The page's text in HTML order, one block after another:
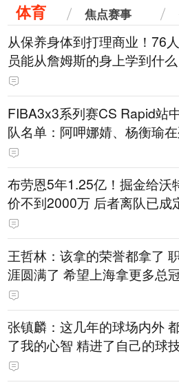
体育 焦点赛事
从保养身体到打理商业！76
员能从詹姆斯的身上学到什么
FIBA3x3系列赛CS Rapid站
队名单：阿呷娜婧、杨衡瑜
布劳恩5年1.25亿！掘金给沃
价不到2000万 后者离队已成
王哲林：该拿的荣誉都拿了
涯圆满了 希望上海拿更多总
张镇麟：这几年的球场内外
了我的心智 精进了自己的球